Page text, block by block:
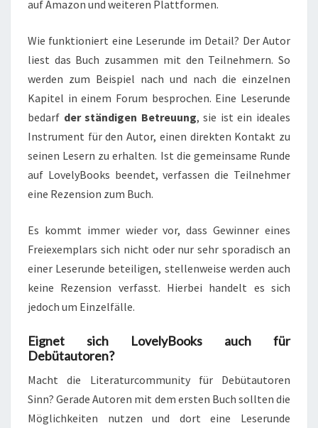
auf Amazon und weiteren Plattformen.
Wie funktioniert eine Leserunde im Detail? Der Autor
liest das Buch zusammen mit den Teilnehmern. So
werden zum Beispiel nach und nach die einzelnen
Kapitel in einem Forum besprochen. Eine Leserunde
bedarf der ständigen Betreuung, sie ist ein ideales
Instrument für den Autor, einen direkten Kontakt zu
seinen Lesern zu erhalten. Ist die gemeinsame Runde
auf LovelyBooks beendet, verfassen die Teilnehmer
eine Rezension zum Buch.
Es kommt immer wieder vor, dass Gewinner eines
Freiexemplars sich nicht oder nur sehr sporadisch an
einer Leserunde beteiligen, stellenweise werden auch
keine Rezension verfasst. Hierbei handelt es sich
jedoch um Einzelfälle.
Eignet sich LovelyBooks auch für
Debütautoren?
Macht die Literaturcommunity für Debütautoren
Sinn? Gerade Autoren mit dem ersten Buch sollten die
Möglichkeiten nutzen und dort eine Leserunde